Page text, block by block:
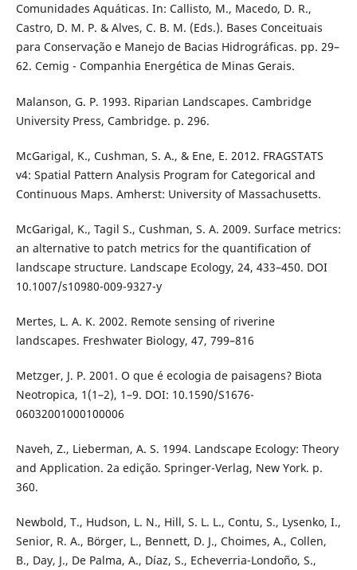
Comunidades Aquáticas. In: Callisto, M., Macedo, D. R.,
Castro, D. M. P. & Alves, C. B. M. (Eds.). Bases Conceituais
para Conservação e Manejo de Bacias Hidrográficas. pp. 29–
62. Cemig - Companhia Energética de Minas Gerais.
Malanson, G. P. 1993. Riparian Landscapes. Cambridge
University Press, Cambridge. p. 296.
McGarigal, K., Cushman, S. A., & Ene, E. 2012. FRAGSTATS
v4: Spatial Pattern Analysis Program for Categorical and
Continuous Maps. Amherst: University of Massachusetts.
McGarigal, K., Tagil S., Cushman, S. A. 2009. Surface metrics:
an alternative to patch metrics for the quantification of
landscape structure. Landscape Ecology, 24, 433–450. DOI
10.1007/s10980-009-9327-y
Mertes, L. A. K. 2002. Remote sensing of riverine
landscapes. Freshwater Biology, 47, 799–816
Metzger, J. P. 2001. O que é ecologia de paisagens? Biota
Neotropica, 1(1–2), 1–9. DOI: 10.1590/S1676-
06032001000100006
Naveh, Z., Lieberman, A. S. 1994. Landscape Ecology: Theory
and Application. 2a edição. Springer-Verlag, New York. p.
360.
Newbold, T., Hudson, L. N., Hill, S. L. L., Contu, S., Lysenko, I.,
Senior, R. A., Börger, L., Bennett, D. J., Choimes, A., Collen,
B., Day, J., De Palma, A., Díaz, S., Echeverria-Londoño, S.,